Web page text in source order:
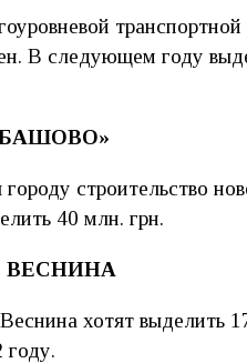
В следующем году
строительство
40 млн. грн.
ВЕСНИНА
хотят выделить
году.